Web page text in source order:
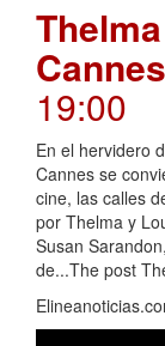
Cannes
19:00
En el hervidero
Cannes se
cine, las calles
por Thelma y
Susan
de...The post